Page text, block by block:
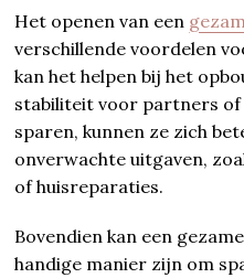
Het openen van een
verschillende voordelen
kan het helpen bij het
stabiliteit voor partners of
sparen, kunnen ze zich
onverwachte uitgaven,
of huisreparaties.
Bovendien kan een
handige manier zijn om